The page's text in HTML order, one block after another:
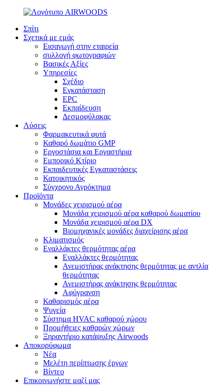
Σπίτι
Σχετικά με εμάς
Εισαγωγή στην εταιρεία
συλλογή φωτογραφιών
Βασικές Αξίες
Υπηρεσίες
Σχέδιο
Εγκατάσταση
EPC
Εκπαίδευση
Δεσμοφύλακας
Λύσεις
Φαρμακευτικά φυτά
Καθαρό δωμάτιο GMP
Εργοστάσια και Εργαστήρια
Εμπορικό Κτίριο
Εκπαιδευτικές Εγκαταστάσεις
Κατοικητικός
Σύγχρονο Αγρόκτημα
Προϊόντα
Μονάδες χειρισμού αέρα
Μονάδα χειρισμού αέρα καθαρού δωματίου
Μονάδα χειρισμού αέρα DX
Βιομηχανικές μονάδες διαχείρισης αέρα
Κλιματισμός
Εναλλάκτες θερμότητας αέρα
Εναλλάκτες θερμότητας
Ανεμιστήρας ανάκτησης θερμότητας με αντλία
θερμότητας
Ανεμιστήρας ανάκτησης θερμότητας
Αφύγρανση
Καθαρισμός αέρα
Ψυγεία
Σύστημα HVAC καθαρού χώρου
Προμήθειες καθαρών χώρων
Ξηραντήριο κατάψυξης Airwoods
Αποκορύφωμα
Νέα
Μελέτη περίπτωσης έργων
Βίντεο
Επικοινωνήστε μαζί μας